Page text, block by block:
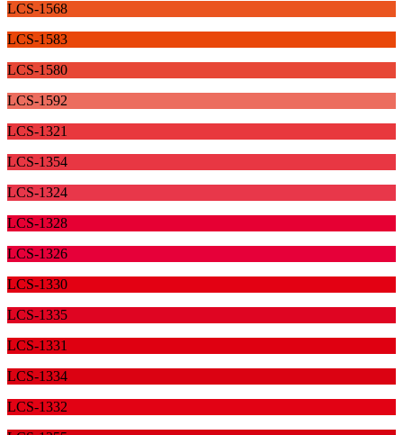
LCS-1568
LCS-1583
LCS-1580
LCS-1592
LCS-1321
LCS-1354
LCS-1324
LCS-1328
LCS-1326
LCS-1330
LCS-1335
LCS-1331
LCS-1334
LCS-1332